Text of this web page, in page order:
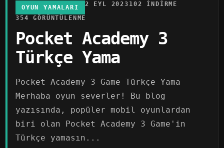
OYUN YAMALARI 2 EYL 2023 102 INDIRME
354 GÖRÜNTÜLENME
Pocket Academy 3
Türkçe Yama
Pocket Academy 3 Game Türkçe Yama
Merhaba oyun severler! Bu blog
yazısında, popüler mobil oyunlardan
biri olan Pocket Academy 3 Game'in
Türkçe yamasın...